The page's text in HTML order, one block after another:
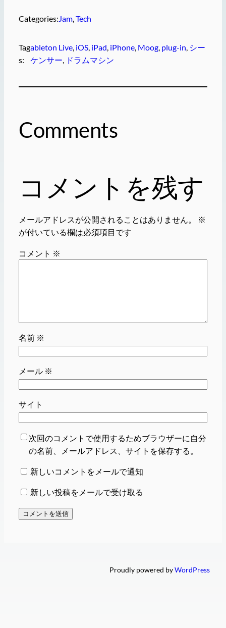
Categories: Jam, Tech
Tag
s:
ableton Live, iOS, iPad, iPhone, Moog, plug-in, シー
ケンサー, ドラムマシン
Comments
コメントを残す
メールアドレスが公開されることはありません。
※
が付いている欄は必須項目です
コメント ※
名前 ※
メール ※
サイト
次回のコメントで使用するためブラウザーに自分
の名前、メールアドレス、サイトを保存する。
新しいコメントをメールで通知
新しい投稿をメールで受け取る
Proudly powered byWordPress